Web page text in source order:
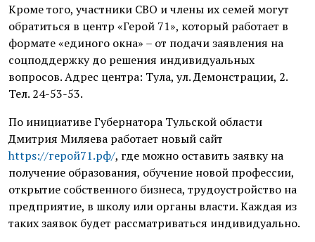
Кроме того, участники СВО и члены их семей могут
обратиться в центр «Герой 71», который работает в
формате «единого окна» – от подачи заявления на
соцподдержку до решения индивидуальных
вопросов. Адрес центра: Тула, ул. Демонстрации, 2.
Тел. 24-53-53.
По инициативе Губернатора Тульской области
Дмитрия Миляева работает новый сайт
https://герой71.рф/, где можно оставить заявку на
получение образования, обучение новой профессии,
открытие собственного бизнеса, трудоустройство на
предприятие, в школу или органы власти. Каждая из
таких заявок будет рассматриваться индивидуально.